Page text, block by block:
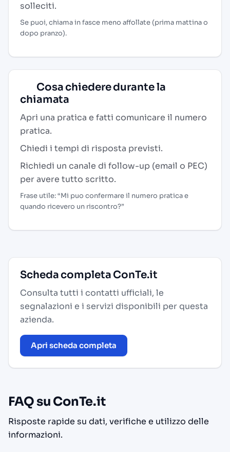
solleciti.
Se puoi, chiama in fasce meno affollate (prima mattina o
dopo pranzo).
Cosa chiedere durante la
chiamata
Apri una pratica e fatti comunicare il numero
pratica.
Chiedi i tempi di risposta previsti.
Richiedi un canale di follow-up (email o PEC)
per avere tutto scritto.
Frase utile: “Mi puo confermare il numero pratica e
quando ricevero un riscontro?”
Scheda completa ConTe.it
Consulta tutti i contatti ufficiali, le
segnalazioni e i servizi disponibili per questa
azienda.
Apri scheda completa
FAQ su ConTe.it
Risposte rapide su dati, verifiche e utilizzo delle
informazioni.